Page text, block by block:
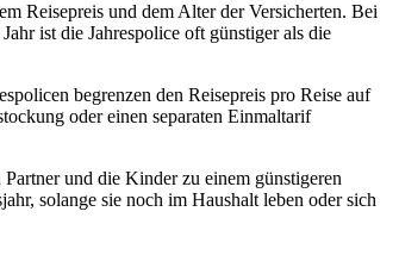
Reisepreis und dem Alter der Versicherten. Bei
ist die Jahrespolice oft günstiger als die
begrenzen den Reisepreis pro Reise auf
oder einen separaten Einmaltarif
und die Kinder zu einem günstigeren
solange sie noch im Haushalt leben oder sich